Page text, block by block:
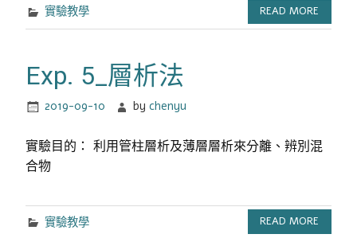
實驗教學 READ MORE
Exp. 5_層析法
2019-09-10 bychenyu
實驗目的： 利用管柱層析及薄層層析來分離、辨別混
合物
實驗教學 READ MORE